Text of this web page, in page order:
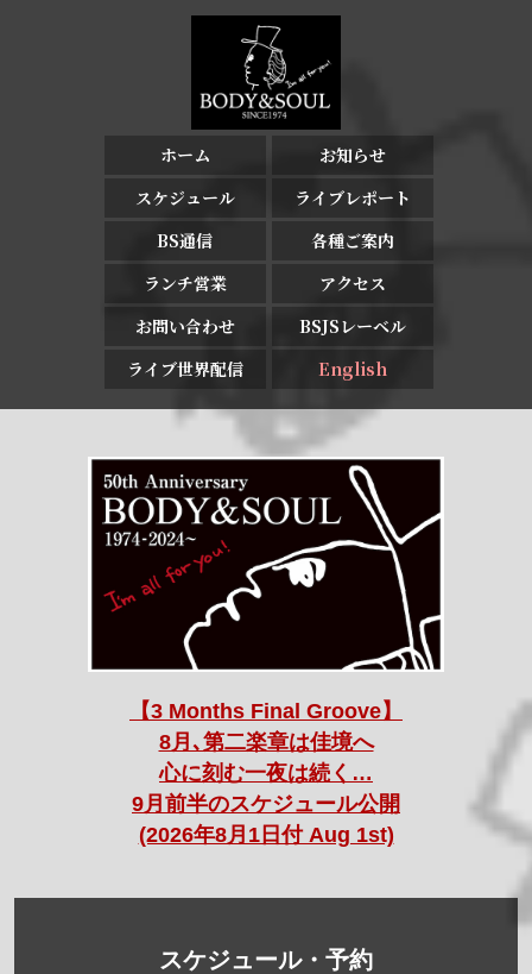
ホーム
お知らせ
スケジュール
ライブレポート
BS通信
各種ご案内
ランチ営業
アクセス
お問い合わせ
BSJSレーベル
ライブ世界配信
English
【3 Months Final Groove】
8月､第二楽章は佳境へ
心に刻む一夜は続く…
9月前半のスケジュール公開
(2026年8月1日付 Aug 1st)
スケジュール・予約